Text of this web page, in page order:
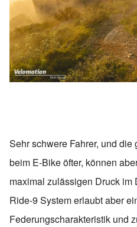
Sehr schwere Fahrer, und
beim E-Bike öfter, können
maximal zulässigen Druck im
Ride-9 System erlaubt aber
Federungscharakteristik und